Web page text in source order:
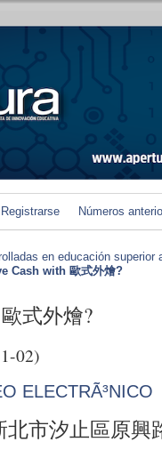
Registrarse Números
en educación
Cash with 歐式外燴?
式外燴?
02)
ELECTRÃ³NICO
北市汐止區原